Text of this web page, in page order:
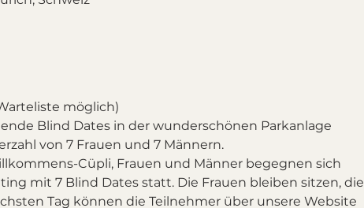
möglich)
Blind Dates in der wunderschönen Parkanlage
von 7 Frauen und 7 Männern.
Cüpli, Frauen und Männer begegnen sich
mit 7 Blind Dates statt. Die Frauen bleiben sitzen, die
Tag können die Teilnehmer über unsere Website